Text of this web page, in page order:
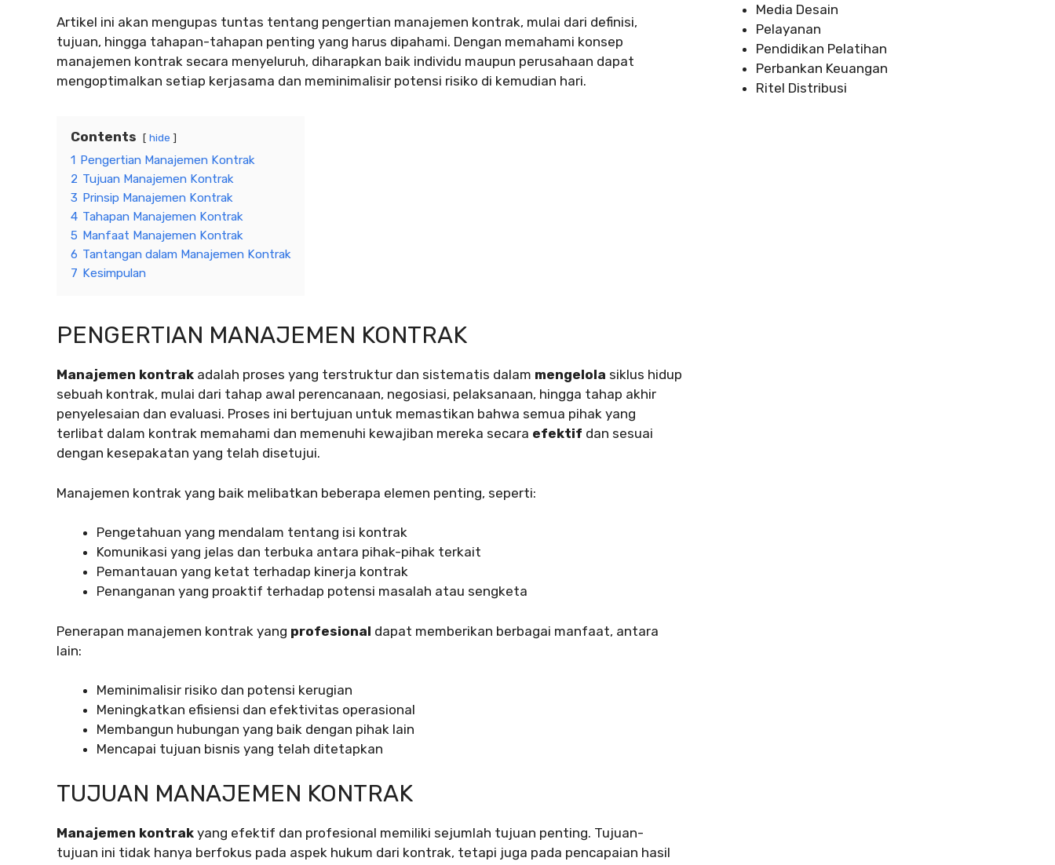
Artikel ini akan mengupas tuntas tentang pengertian manajemen kontrak, mulai dari definisi,
tujuan, hingga tahapan-tahapan penting yang harus dipahami. Dengan memahami konsep
manajemen kontrak secara menyeluruh, diharapkan baik individu maupun perusahaan dapat
mengoptimalkan setiap kerjasama dan meminimalisir potensi risiko di kemudian hari.
Contents hide
1 Pengertian Manajemen Kontrak
2 Tujuan Manajemen Kontrak
3 Prinsip Manajemen Kontrak
4 Tahapan Manajemen Kontrak
5 Manfaat Manajemen Kontrak
6 Tantangan dalam Manajemen Kontrak
7 Kesimpulan
PENGERTIAN MANAJEMEN KONTRAK
Manajemen kontrak adalah proses yang terstruktur dan sistematis dalam mengelola siklus hidup
sebuah kontrak, mulai dari tahap awal perencanaan, negosiasi, pelaksanaan, hingga tahap akhir
penyelesaian dan evaluasi. Proses ini bertujuan untuk memastikan bahwa semua pihak yang
terlibat dalam kontrak memahami dan memenuhi kewajiban mereka secara efektif dan sesuai
dengan kesepakatan yang telah disetujui.
Manajemen kontrak yang baik melibatkan beberapa elemen penting, seperti:
Pengetahuan yang mendalam tentang isi kontrak
Komunikasi yang jelas dan terbuka antara pihak-pihak terkait
Pemantauan yang ketat terhadap kinerja kontrak
Penanganan yang proaktif terhadap potensi masalah atau sengketa
Penerapan manajemen kontrak yang profesional dapat memberikan berbagai manfaat, antara
lain:
Meminimalisir risiko dan potensi kerugian
Meningkatkan efisiensi dan efektivitas operasional
Membangun hubungan yang baik dengan pihak lain
Mencapai tujuan bisnis yang telah ditetapkan
TUJUAN MANAJEMEN KONTRAK
Manajemen kontrak yang efektif dan profesional memiliki sejumlah tujuan penting. Tujuan-
tujuan ini tidak hanya berfokus pada aspek hukum dari kontrak, tetapi juga pada pencapaian hasil
Media Desain
Pelayanan
Pendidikan Pelatihan
Perbankan Keuangan
Ritel Distribusi